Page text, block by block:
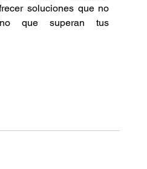
soluciones que no
que superan tus